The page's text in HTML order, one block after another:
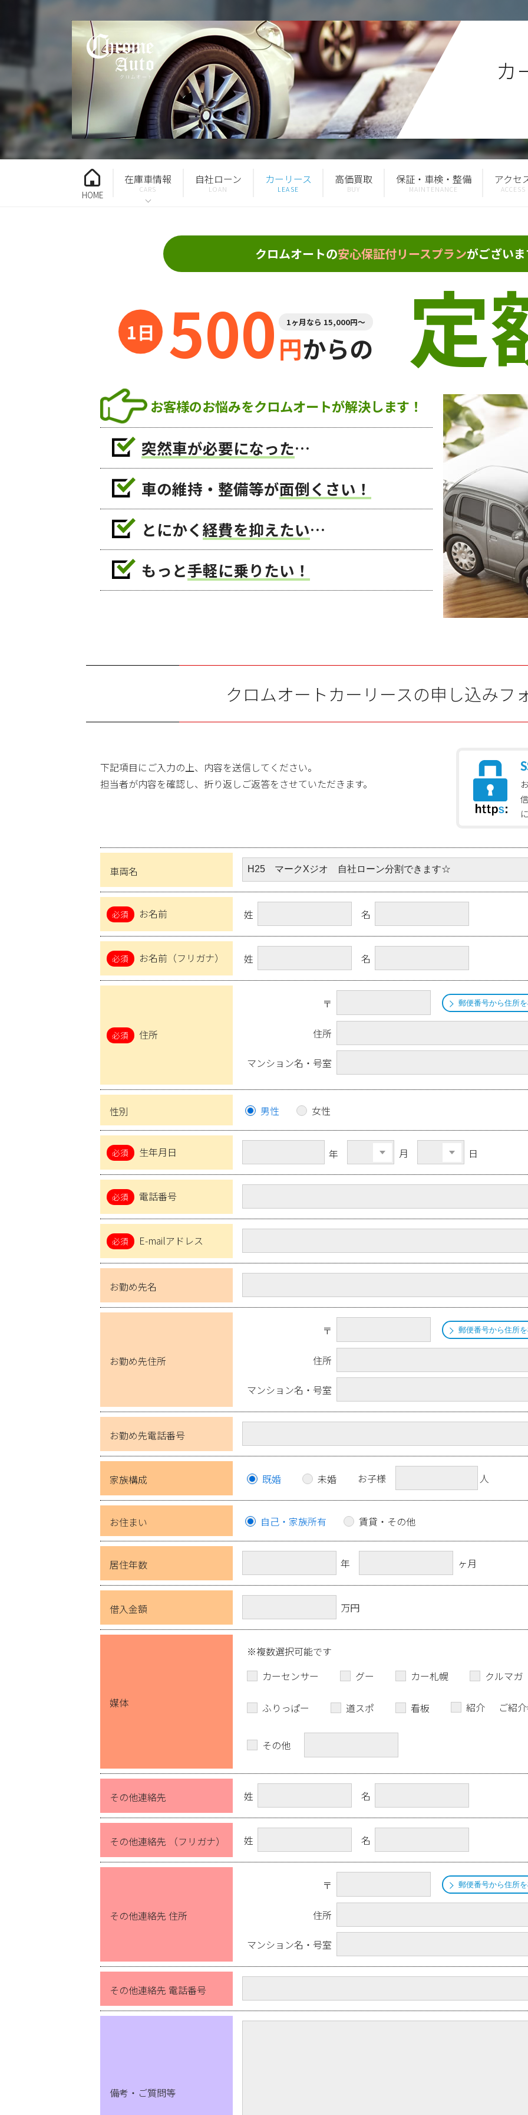
カ
HOME
在庫車情報 自社ローン カーリース 高価買取 保証・車検・整備 アクセ
クロムオートの安心保証付リースプランがござい
500 1ヶ月なら 15,000円～
円からの 定
お客様のお悩みをクロムオートが解決します！
突然車が必要になった…
車の維持・整備等が面倒くさい！
とにかく経費を抑えたい…
もっと手軽に乗りたい！
クロムオートカーリースの申し込みフ
下記項目にご入力の上、内容を送信してください。
担当者が内容を確認し、折り返しご返答をさせていただきます。
車両名
お名前 姓 名
お名前（フリガナ） 姓 名
住所
〒 郵便番号から住所
住所
マンション名・号室
性別 男性 女性
生年月日 年 月 日
電話番号
E-mailアドレス
お勤め先名
お勤め先住所
〒 郵便番号から住所
住所
マンション名・号室
お勤め先電話番号
家族構成 既婚 未婚 お子様 人
お住まい 自己・家族所有 賃貸・その他
居住年数 年 ヶ月
借入金額 万円
媒体
※複数選択可能です
カーセンサー
グー カー札幌 クルマガ
ふりっぱー 道スポ 看板 紹介 ご紹
その他
その他連絡先 姓 名
その他連絡先 （フリガナ） 姓 名
その他連絡先 住所
〒 郵便番号から住所
住所
マンション名・号室
その他連絡先 電話番号
備考・ご質問等